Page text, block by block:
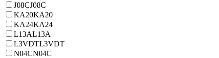
J08CJ08C
KA20KA20
KA24KA24
L13AL13A
L3VDTL3VDT
N04CN04C